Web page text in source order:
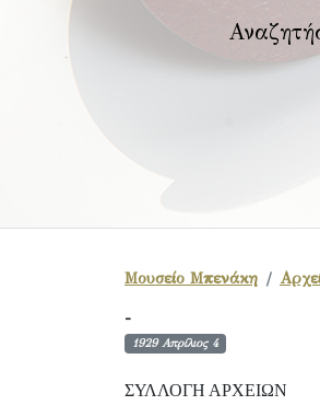
Μουσείο Μπενάκη
-
1929 Απρίλιος 4
ΣΥΛΛΟΓΉ ΑΡΧΕΊΩΝ